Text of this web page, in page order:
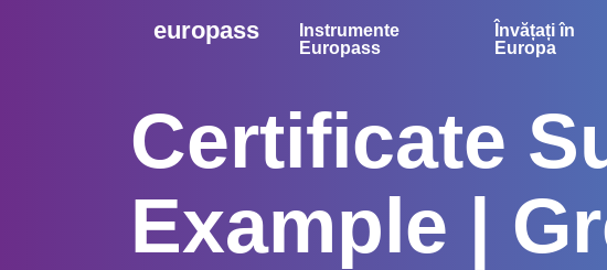
europass
Instrumente
Europass
Învățați în
Europa
Certificate
Example |